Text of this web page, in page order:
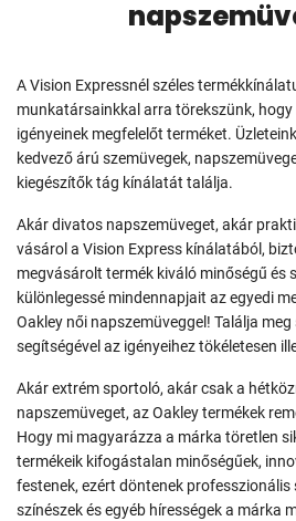
A Vision Expressnél széles
munkatársainkkal arra törekszünk,
igényeinek megfelelőt terméket.
kedvező árú szemüvegek,
kiegészítők tág kínálatát találja.
Akár divatos napszemüveget, akár
vásárol a Vision Express kínálatából,
megvásárolt termék kiváló minőségű és
különlegessé mindennapjait az egyedi
Oakley női napszemüveggel! Találja
segítségével az igényeihez tökéletesen
Akár extrém sportoló, akár csak a
napszemüveget, az Oakley termékek
Hogy mi magyarázza a márka töretlen
termékeik kifogástalan minőségűek,
festenek, ezért döntenek professzionális
színészek és egyéb hírességek a márka